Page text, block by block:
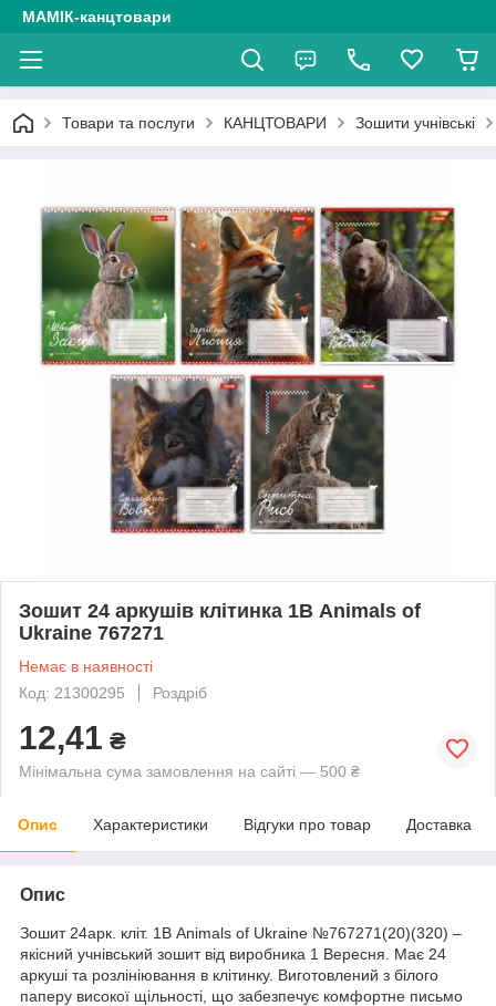
МАМІК-канцтовари
Товари та послуги КАНЦТОВАРИ Зошити учнівські
Зошит 24 аркушів клітинка 1В Animals of
Ukraine 767271
Немає в наявності
Код: 21300295
Роздріб
12,41 ₴
Мінімальна сума замовлення на сайті — 500 ₴
Опис Характеристики Відгуки про товар Доставка
Опис
Зошит 24арк. кліт. 1В Animals of Ukraine №767271(20)(320) –
якісний учнівський зошит від виробника 1 Вересня. Має 24
аркуші та розлініювання в клітинку. Виготовлений з білого
паперу високої щільності, що забезпечує комфортне письмо